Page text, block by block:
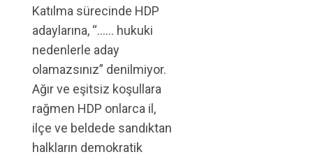
Katılma sürecinde HDP
adaylarına, “…… hukuki
nedenlerle aday
olamazsınız” denilmiyor.
Ağır ve eşitsiz koşullara
rağmen HDP onlarca il,
ilçe ve beldede sandıktan
halkların demokratik